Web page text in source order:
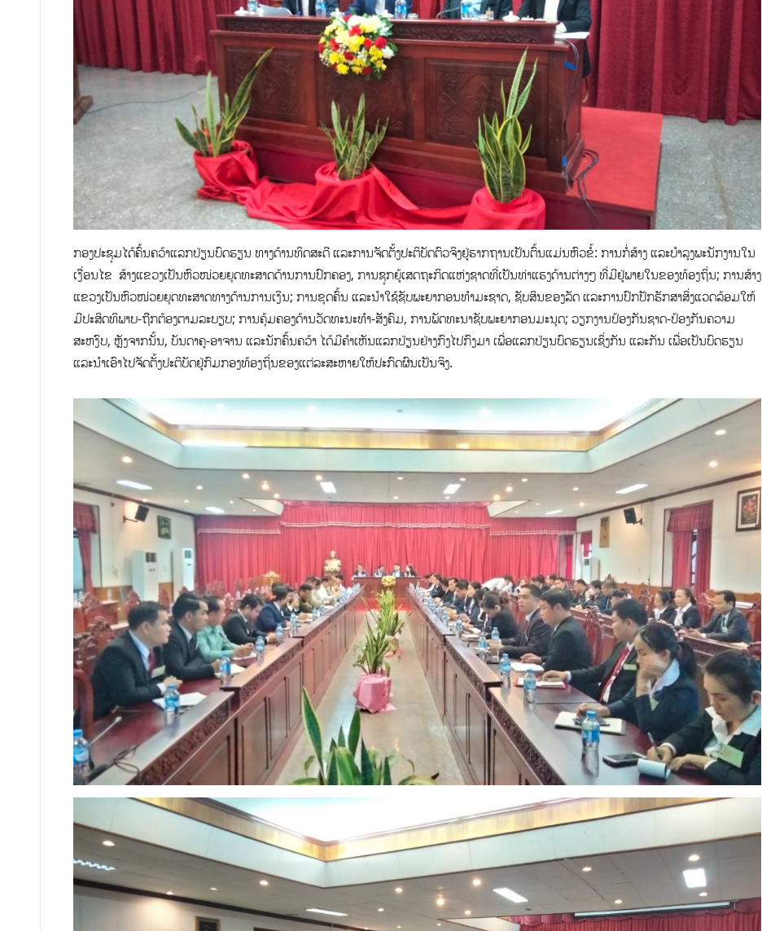
ກອງປະຊຸມໄດ້ຄົ້ນຄວ້າແລກປ່ຽນບົດຮຽນ ທາງດ້ານທິດສະດີ ແລະການຈັດຕັ້ງປະຕິບັດຕົວຈິງຢູ່ຮາກຖານເປັນຕົ້ນແມ່ນຫົວຂໍ້: ການກໍ່ສ້າງ ແລະບຳລຸງພະນັກງານໃນ
ເງື່ອນໄຂ ສ້າງແຂວງເປັນຫົວໜ່ວຍຍຸດທະສາດດ້ານການປົກຄອງ, ການຊຸກຍູ້ເສດຖະກິດແຫ່ງຊາດທີ່ເປັນທ່າແຮງດ້ານຕ່າງໆ ທີ່ມີຢູ່ພາຍໃນຂອງທ້ອງຖິ່ນ; ການສ້າງ
ແຂວງເປັນຫົວໜ່ວຍຍຸດທະສາດທາງດ້ານການເງິນ; ການຂຸດຄົ້ນ ແລະນຳໃຊ້ຊັບພະຍາກອນທຳມະຊາດ, ຊັບສິນຂອງລັດ ແລະການປົກປັກຮັກສາສິ່ງແວດລ້ອມໃຫ້
ມີປະສິດທິພາບ-ຖືກຕ້ອງຕາມລະບຽບ; ການຄຸ້ມຄອງດ້ານວັດທະນະທຳ-ສັງຄົມ, ການພັດທະນາຊັບພະຍາກອນມະນຸດ; ວຽກງານປ້ອງກັນຊາດ-ປ້ອງກັນຄວາມ
ສະຫງົບ, ຫຼັງຈາກນັ້ນ, ບັນດາຄູ-ອາຈານ ແລະນັກຄົ້ນຄວ້າ ໄດ້ມີຄຳເຫັນແລກປ່ຽນຢ່າງກົງໄປກົງມາ ເພື່ອແລກປ່ຽນບົດຮຽນເຊິ່ງກັນ ແລະກັນ ເພື່ອເປັນບົດຮຽນ
ແລະນຳເອົາໄປຈັດຕັ້ງປະຕິບັດຢູ່ກົມກອງທ້ອງຖິ່ນຂອງແຕ່ລະສະຫາຍໃຫ້ປະກົດຜົນເປັນຈິງ.